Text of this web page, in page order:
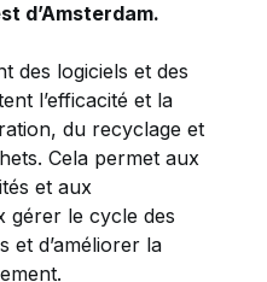
d’Amsterdam.
des logiciels et des
l’efficacité et la
du recyclage et
Cela permet aux
et aux
gérer le cycle des
et d’améliorer la